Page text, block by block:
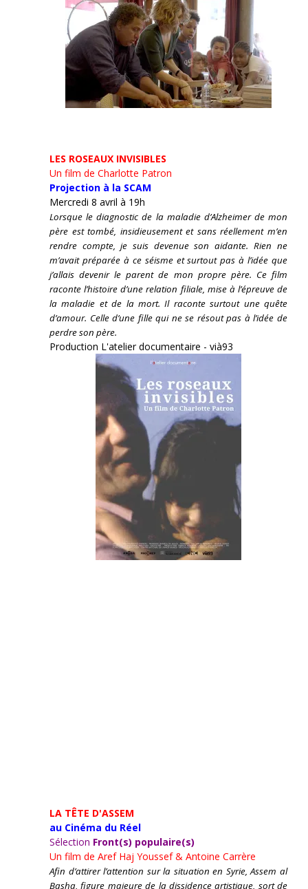
LES ROSEAUX INVISIBLES
Un film de Charlotte Patron
Projection à la SCAM
Mercredi 8 avril à 19h
Lorsque le diagnostic de la maladie d’Alzheimer de mon
père est tombé, insidieusement et sans réellement m’en
rendre compte, je suis devenue son aidante. Rien ne
m’avait préparée à ce séisme et surtout pas à l’idée que
j’allais devenir le parent de mon propre père. Ce film
raconte l’histoire d’une relation filiale, mise à l’épreuve de
la maladie et de la mort. Il raconte surtout une quête
d’amour. Celle d’une fille qui ne se résout pas à l’idée de
perdre son père.
Production L'atelier documentaire - vià93
LA TÊTE D'ASSEM
au Cinéma du Réel
Sélection Front(s) populaire(s)
Un film de Aref Haj Youssef & Antoine Carrère
Afin d’attirer l’attention sur la situation en Syrie, Assem al
Basha, figure majeure de la dissidence artistique, sort de